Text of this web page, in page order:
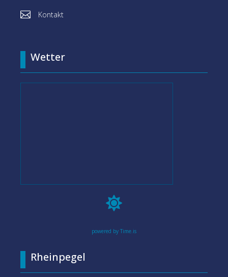
 Kontakt
Wetter

powered by Time.is
Rheinpegel